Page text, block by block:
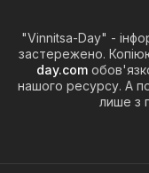
"Vinnitsa-Day" -
застережено.
day.com
нашого ресурсу. А
лише з